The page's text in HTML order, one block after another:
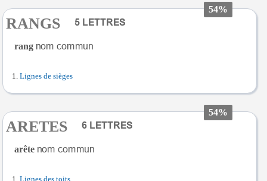
54%
RANGS
rang
Lignes de sièges
54%
ARETES
arête
Lignes des toits